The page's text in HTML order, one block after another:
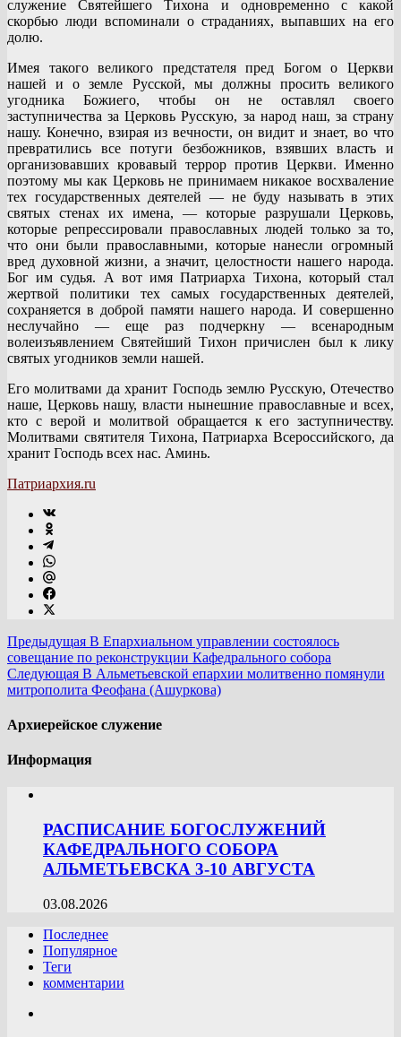
служение Святейшего Тихона и одновременно с какой
скорбью люди вспоминали о страданиях, выпавших на его
долю.
Имея такого великого предстателя пред Богом о Церкви
нашей и о земле Русской, мы должны просить великого
угодника Божиего, чтобы он не оставлял своего
заступничества за Церковь Русскую, за народ наш, за страну
нашу. Конечно, взирая из вечности, он видит и знает, во что
превратились все потуги безбожников, взявших власть и
организовавших кровавый террор против Церкви. Именно
поэтому мы как Церковь не принимаем никакое восхваление
тех государственных деятелей — не буду называть в этих
святых стенах их имена, — которые разрушали Церковь,
которые репрессировали православных людей только за то,
что они были православными, которые нанесли огромный
вред духовной жизни, а значит, целостности нашего народа.
Бог им судья. А вот имя Патриарха Тихона, который стал
жертвой политики тех самых государственных деятелей,
сохраняется в доброй памяти нашего народа. И совершенно
неслучайно — еще раз подчеркну — всенародным
волеизъявлением Святейший Тихон причислен был к лику
святых угодников земли нашей.
Его молитвами да хранит Господь землю Русскую, Отечество
наше, Церковь нашу, власти нынешние православные и всех,
кто с верой и молитвой обращается к его заступничеству.
Молитвами святителя Тихона, Патриарха Всероссийского, да
хранит Господь всех нас. Аминь.
Патриархия.ru
Предыдущая В Епархиальном управлении состоялось
совещание по реконструкции Кафедрального собора
Следующая В Альметьевской епархии молитвенно помянули
митрополита Феофана (Ашуркова)
Архиерейское служение
Информация
РАСПИСАНИЕ БОГОСЛУЖЕНИЙ
КАФЕДРАЛЬНОГО СОБОРА
АЛЬМЕТЬЕВСКА 3-10 АВГУСТА
03.08.2026
Последнее
Популярное
Теги
комментарии